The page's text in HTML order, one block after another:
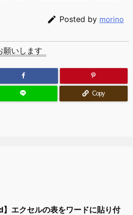
 Posted by morino
願いします
Copy
】エクセルの表をワードに貼り付